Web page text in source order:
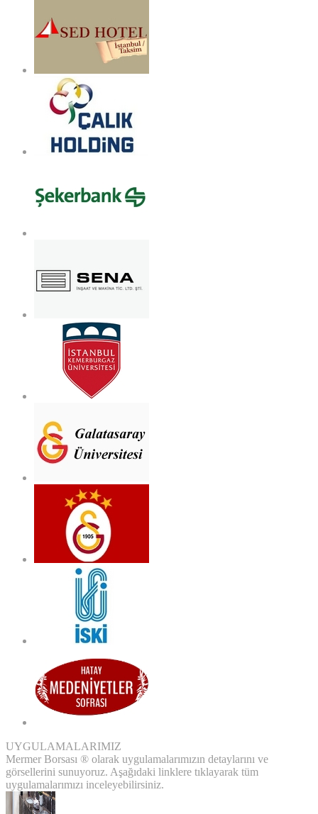
UYGULAMALARIMIZ
Mermer Borsası ® olarak uygulamalarımızın detaylarını ve
görsellerini sunuyoruz. Aşağıdaki linklere tıklayarak tüm
uygulamalarımızı inceleyebilirsiniz.